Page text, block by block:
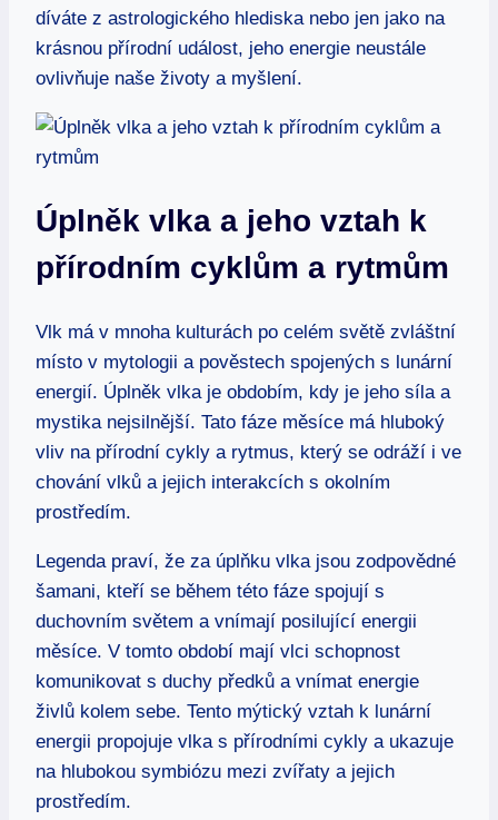
díváte z astrologického hlediska nebo jen jako na
krásnou přírodní událost, jeho energie neustále
ovlivňuje naše životy a myšlení.
Úplněk vlka a jeho vztah k
přírodním cyklům a rytmům
Vlk má v mnoha kulturách po celém světě zvláštní
místo v mytologii a pověstech spojených s lunární
energií. Úplněk vlka je obdobím, kdy je jeho síla a
mystika nejsilnější. Tato fáze měsíce má hluboký
vliv na přírodní cykly a rytmus, který se odráží i ve
chování vlků a jejich interakcích s okolním
prostředím.
Legenda praví, že za úplňku vlka jsou zodpovědné
šamani, kteří se během této fáze spojují s
duchovním světem a vnímají posilující energii
měsíce. V tomto období mají vlci schopnost
komunikovat s duchy předků a vnímat energie
živlů kolem sebe. Tento mýtický vztah k lunární
energii propojuje vlka s přírodními cykly a ukazuje
na hlubokou symbiózu mezi zvířaty a jejich
prostředím.